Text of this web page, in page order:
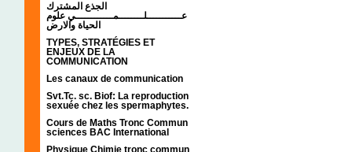
الجذع المشترك
عـــــــــــلــــــــمــــــــــــي علوم
الحياة والارض
TYPES, STRATÉGIES ET
ENJEUX DE LA
COMMUNICATION
Les canaux de communication
Svt.Tc. sc. Biof: La reproduction
sexuée chez les spermaphytes.
Cours de Maths Tronc Commun
sciences BAC International
Physique Chimie tronc commun